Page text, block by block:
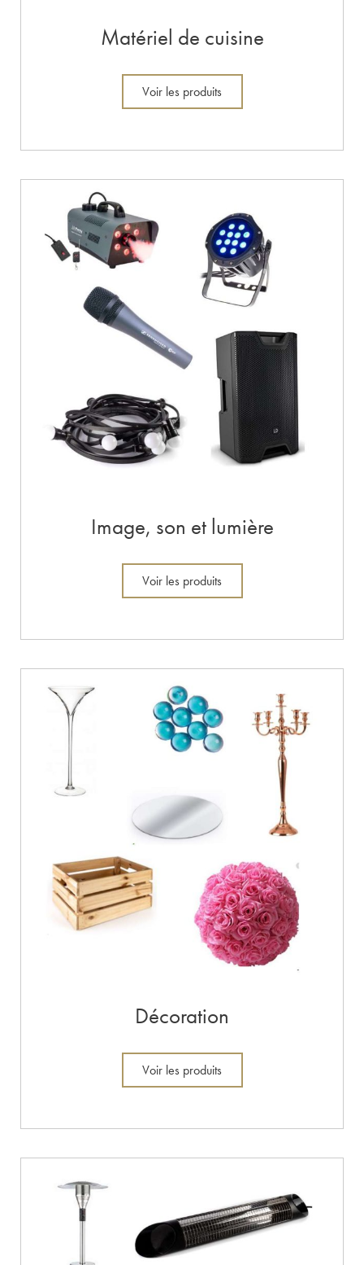
Matériel de cuisine
Voir les produits
Image, son et lumière
Voir les produits
Décoration
Voir les produits